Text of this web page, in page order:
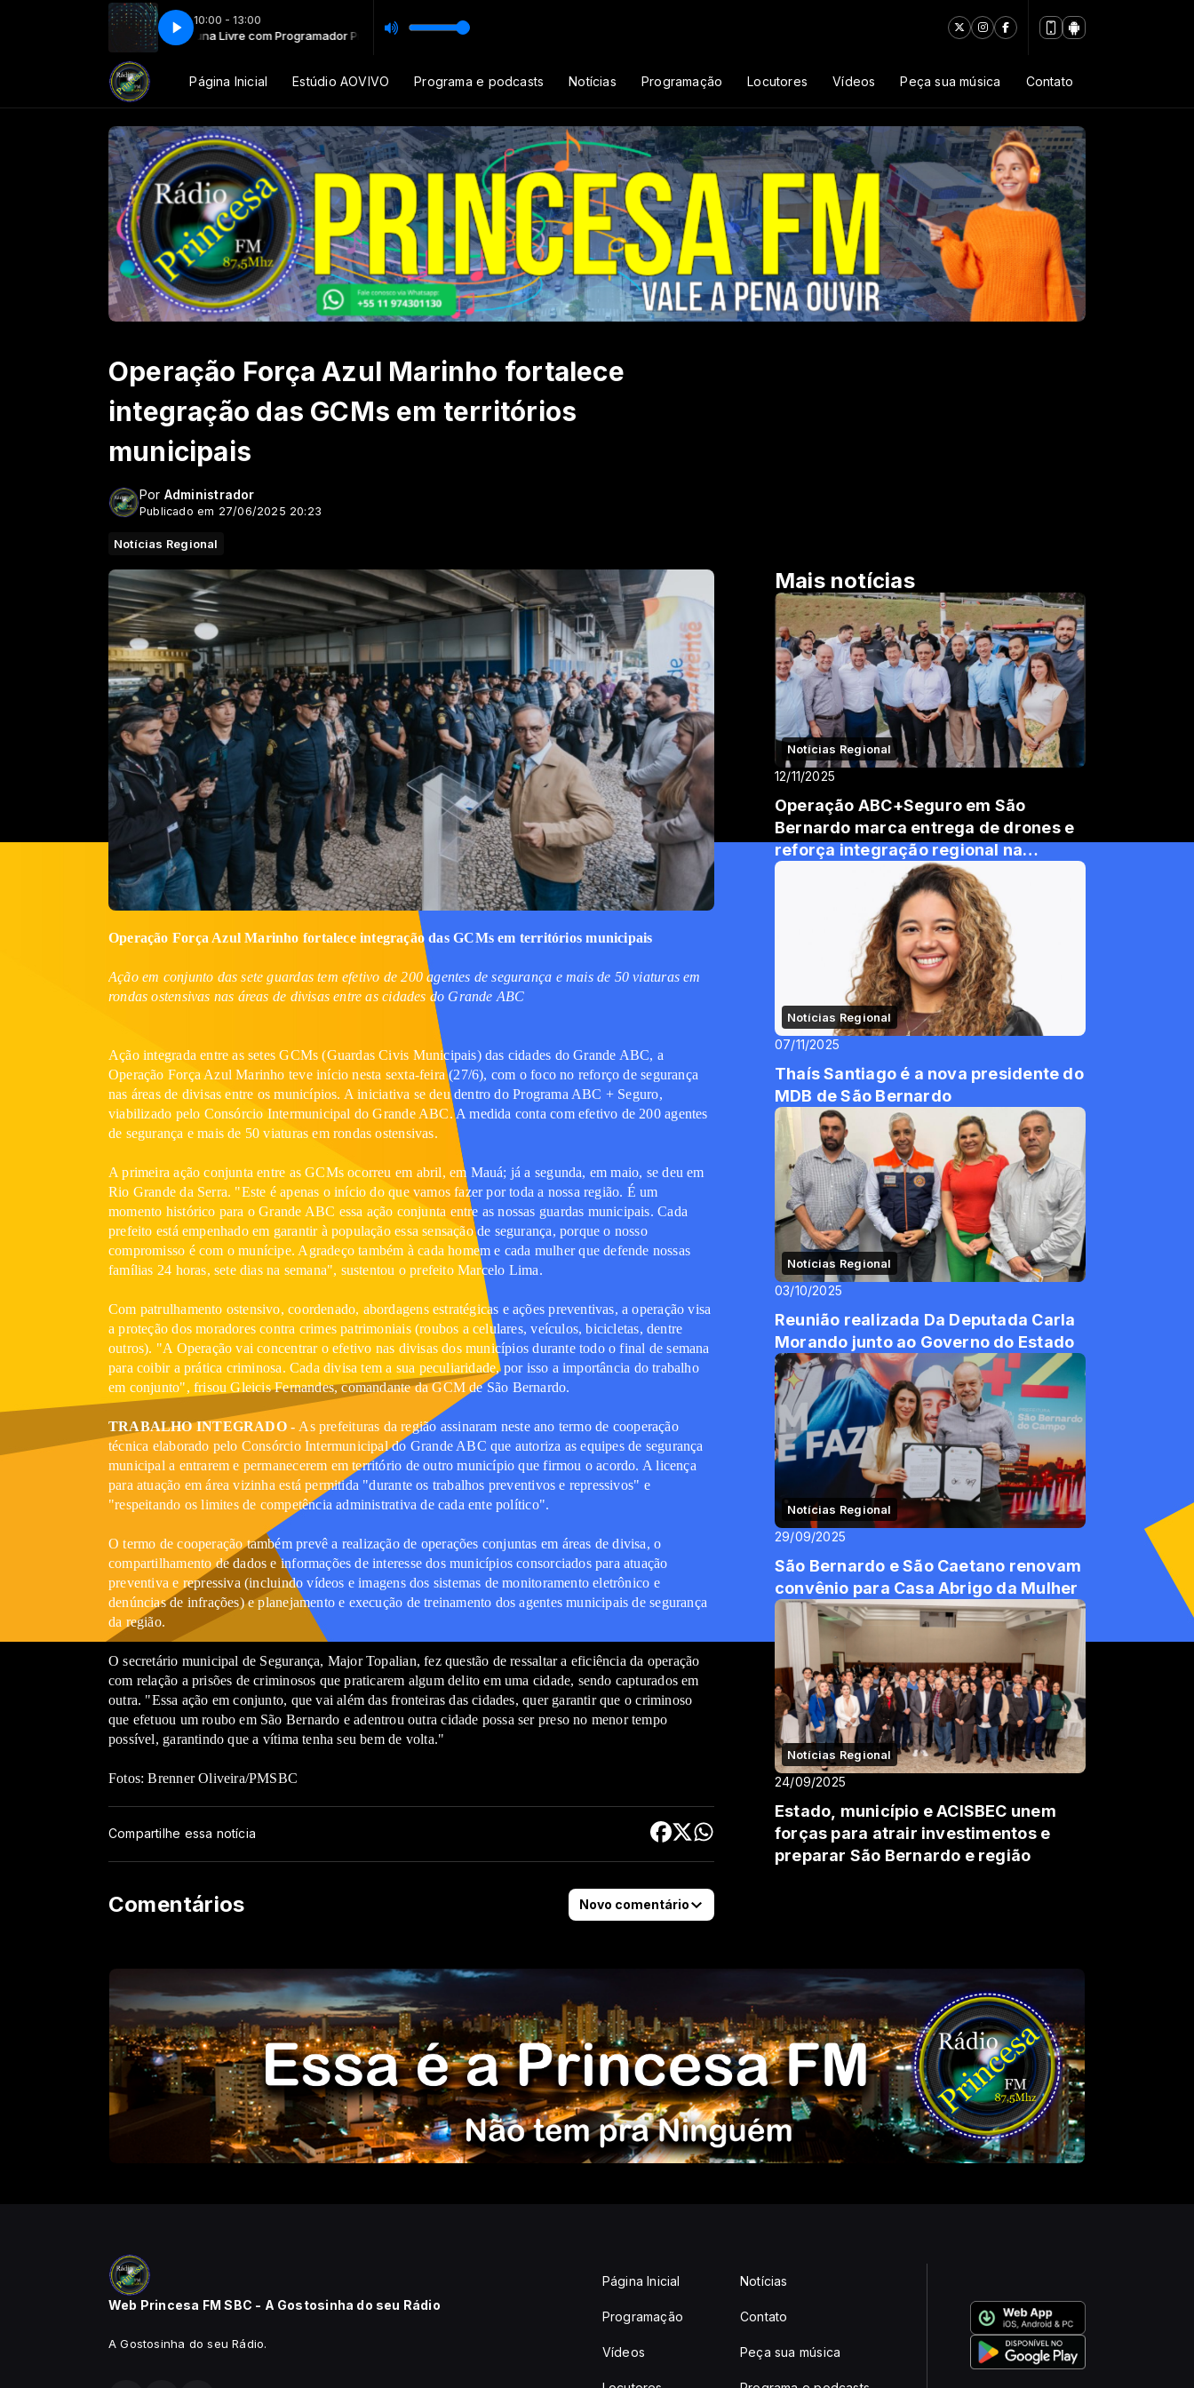
10:00 - 13:00
Tribuna Livre com Programador Princesa FMTribuna Livre com Programador Princesa FM
Página Inicial Estúdio AOVIVO Programa e podcasts Notícias Programação Locutores Vídeos Peça sua música Contato
Operação Força Azul Marinho fortalece
integração das GCMs em territórios
municipais
Por Administrador
Publicado em 27/06/2025 20:23
Notícias Regional
Operação Força Azul Marinho fortalece integração das GCMs em territórios municipais
Ação em conjunto das sete guardas tem efetivo de 200 agentes de segurança e mais de 50 viaturas em
rondas ostensivas nas áreas de divisas entre as cidades do Grande ABC
Ação integrada entre as setes GCMs (Guardas Civis Municipais) das cidades do Grande ABC, a
Operação Força Azul Marinho teve início nesta sexta-feira (27/6), com o foco no reforço de segurança
nas áreas de divisas entre os municípios. A iniciativa se deu dentro do Programa ABC + Seguro,
viabilizado pelo Consórcio Intermunicipal do Grande ABC. A medida conta com efetivo de 200 agentes
de segurança e mais de 50 viaturas em rondas ostensivas.
A primeira ação conjunta entre as GCMs ocorreu em abril, em Mauá; já a segunda, em maio, se deu em
Rio Grande da Serra. "Este é apenas o início do que vamos fazer por toda a nossa região. É um
momento histórico para o Grande ABC essa ação conjunta entre as nossas guardas municipais. Cada
prefeito está empenhado em garantir à população essa sensação de segurança, porque o nosso
compromisso é com o munícipe. Agradeço também à cada homem e cada mulher que defende nossas
famílias 24 horas, sete dias na semana", sustentou o prefeito Marcelo Lima.
Com patrulhamento ostensivo, coordenado, abordagens estratégicas e ações preventivas, a operação visa
a proteção dos moradores contra crimes patrimoniais (roubos a celulares, veículos, bicicletas, dentre
outros). "A Operação vai concentrar o efetivo nas divisas dos municípios durante todo o final de semana
para coibir a prática criminosa. Cada divisa tem a sua peculiaridade, por isso a importância do trabalho
em conjunto", frisou Gleicis Fernandes, comandante da GCM de São Bernardo.
TRABALHO INTEGRADO - As prefeituras da região assinaram neste ano termo de cooperação
técnica elaborado pelo Consórcio Intermunicipal do Grande ABC que autoriza as equipes de segurança
municipal a entrarem e permanecerem em território de outro município que firmou o acordo. A licença
para atuação em área vizinha está permitida "durante os trabalhos preventivos e repressivos" e
"respeitando os limites de competência administrativa de cada ente político".
O termo de cooperação também prevê a realização de operações conjuntas em áreas de divisa, o
compartilhamento de dados e informações de interesse dos municípios consorciados para atuação
preventiva e repressiva (incluindo vídeos e imagens dos sistemas de monitoramento eletrônico e
denúncias de infrações) e planejamento e execução de treinamento dos agentes municipais de segurança
da região.
O secretário municipal de Segurança, Major Topalian, fez questão de ressaltar a eficiência da operação
com relação a prisões de criminosos que praticarem algum delito em uma cidade, sendo capturados em
outra. "Essa ação em conjunto, que vai além das fronteiras das cidades, quer garantir que o criminoso
que efetuou um roubo em São Bernardo e adentrou outra cidade possa ser preso no menor tempo
possível, garantindo que a vítima tenha seu bem de volta."
Fotos: Brenner Oliveira/PMSBC
Compartilhe essa notícia
Comentários Novo comentário
Mais notícias
Notícias Regional
12/11/2025
Operação ABC+Seguro em São
Bernardo marca entrega de drones e
reforça integração regional na
segurança pública
Notícias Regional
07/11/2025
Thaís Santiago é a nova presidente do
MDB de São Bernardo
Notícias Regional
03/10/2025
Reunião realizada Da Deputada Carla
Morando junto ao Governo do Estado
Notícias Regional
29/09/2025
São Bernardo e São Caetano renovam
convênio para Casa Abrigo da Mulher
Notícias Regional
24/09/2025
Estado, município e ACISBEC unem
forças para atrair investimentos e
preparar São Bernardo e região
Web Princesa FM SBC - A Gostosinha do seu Rádio
A Gostosinha do seu Rádio.
Página Inicial
Programação
Vídeos
Notícias
Contato
Peça sua música